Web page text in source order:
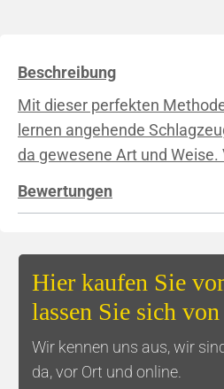
Beschreibung
Mit dieser perfekten
lernen angehende
da gewesene Art und Weise.
Bewertungen
Hier kaufen Sie
lassen Sie sich
Wir kennen uns aus, wir
da, vor Ort und online.